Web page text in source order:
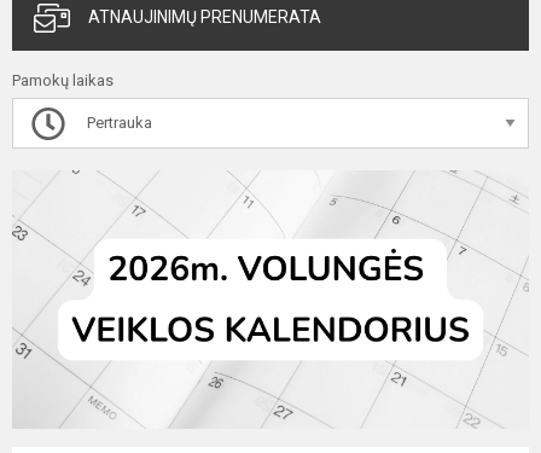
ATNAUJINIMŲ PRENUMERATA
Pamokų laikas
Pertrauka